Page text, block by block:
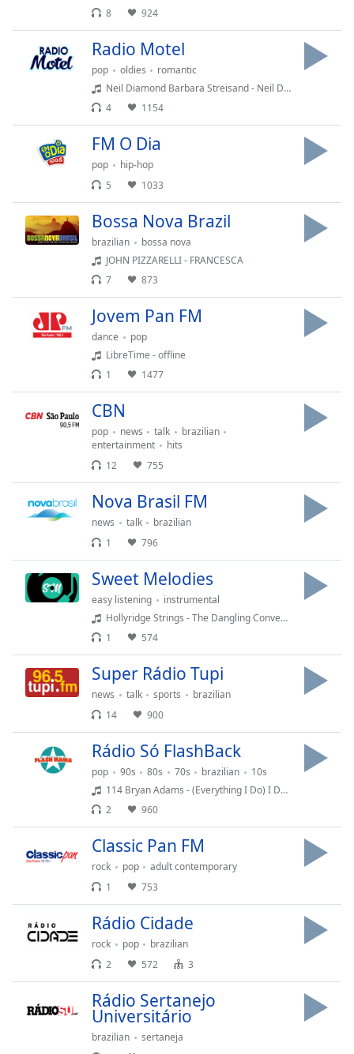
Opacity
Caption
Color
Font
Edge
Dialog
8
924
Radio Motel
pop oldies
romantic
Neil Diamond Barbara Streisand - Neil Diamond & Barbara Streisand - You Don't Bring Me Flowers
4
1154
FM O Dia
pop
hip-hop
5
1033
Bossa Nova Brazil
brazilian
bossa nova
JOHN PIZZARELLI - FRANCESCA
7
873
Jovem Pan FM
dance
pop
LibreTime - offline
1
1477
CBN
pop news talk
brazilian
entertainment
hits
12
755
Nova Brasil FM
news talk
brazilian
1
796
Sweet Melodies
easy listening
instrumental
Hollyridge Strings - The Dangling Conversation
1
574
Super Rádio Tupi
news talk sports
brazilian
14
900
Rádio Só FlashBack
pop 90s 80s 70s brazilian
10s
114 Bryan Adams - (Everything I Do) I Do It For You (1991)
2
960
Classic Pan FM
rock pop
adult contemporary
1
753
Rádio Cidade
rock pop
brazilian
2
572 3
Rádio Sertanejo
Universitário
brazilian
sertaneja